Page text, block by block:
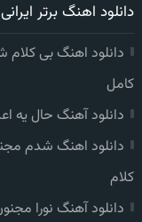
دانلود اهنگ برتر ایرانی
دانلود اهنگ بی
کامل
دانلود آهنگ حال یه
دانلود اهنگ شدم
کلام
دانلود آهنگ نورا